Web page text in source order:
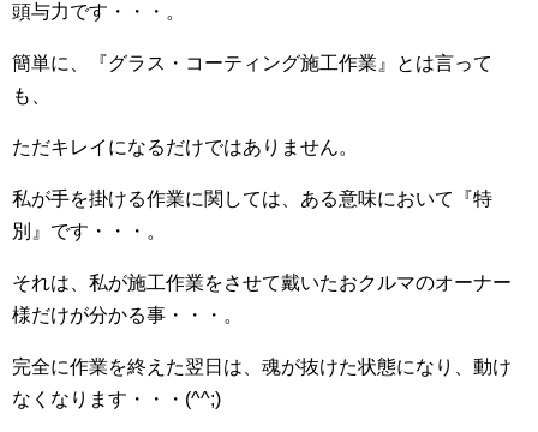
頭与力です・・・。
簡単に、『グラス・コーティング施工作業』とは言って
も、
ただキレイになるだけではありません。
私が手を掛ける作業に関しては、ある意味において『特
別』です・・・。
それは、私が施工作業をさせて戴いたおクルマのオーナー
様だけが分かる事・・・。
完全に作業を終えた翌日は、魂が抜けた状態になり、動け
なくなります・・・(^^;)ゞ